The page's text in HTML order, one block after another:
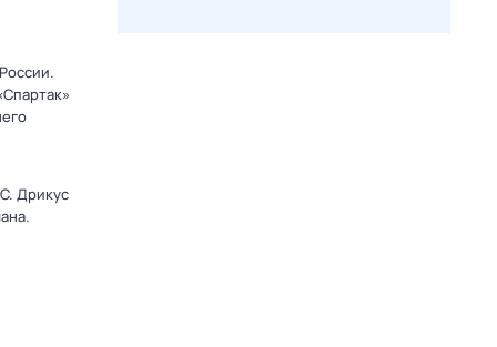
Дрикус